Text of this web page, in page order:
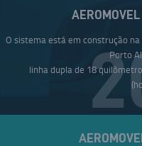
O sistema está em construção
Porto
linha dupla de 18